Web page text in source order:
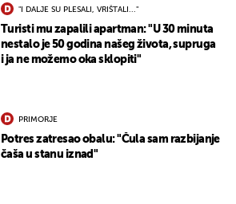
"I DALJE SU PLESALI, VRIŠTALI..."
Turisti mu zapalili apartman: "U 30 minuta
nestalo je 50 godina našeg života, supruga
i ja ne možemo oka sklopiti"
PRIMORJE
Potres zatresao obalu: "Čula sam razbijanje
čaša u stanu iznad"